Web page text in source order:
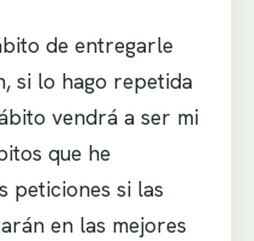
de entregarle
si lo hago repetida
vendrá a ser mi
que he
peticiones si las
en las mejores